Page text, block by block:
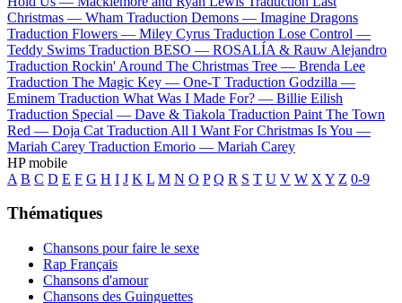
Christmas — Wham Traduction Demons — Imagine Dragons
Traduction Flowers — Miley Cyrus Traduction Lose Control —
Teddy Swims Traduction BESO — ROSALÍA & Rauw Alejandro
Traduction Rockin' Around The Christmas Tree — Brenda Lee
Traduction The Magic Key — One-T Traduction Godzilla —
Eminem Traduction What Was I Made For? — Billie Eilish
Traduction Special — Dave & Tiakola Traduction Paint The Town
Red — Doja Cat Traduction All I Want For Christmas Is You —
Mariah Carey Traduction Emorio — Mariah Carey
HP mobile
A B C D E F G H I J K L M N O P Q R S T U V W X Y Z 0-9
Thématiques
Chansons pour faire le sexe
Rap Français
Chansons d'amour
Chansons des Guinguettes